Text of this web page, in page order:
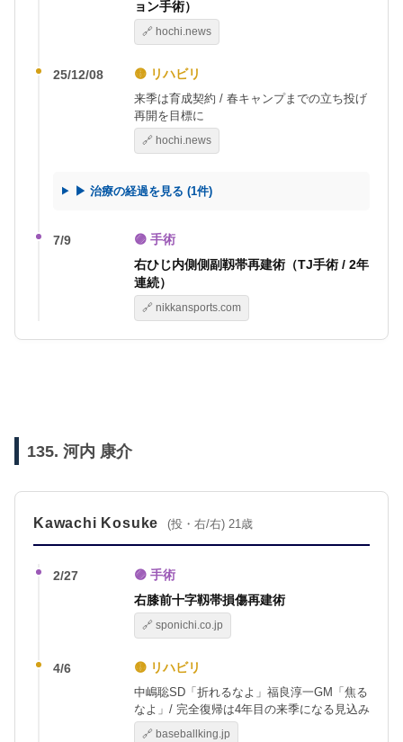
ョン手術）
🔗 hochi.news
25/12/08 🟡 リハビリ
来季は育成契約 / 春キャンプまでの立ち投げ
再開を目標に
🔗 hochi.news
▶ 治療の経過を見る (1件)
7/9
🟣 手術
右ひじ内側側副靱帯再建術（TJ手術 / 2年
連続）
🔗 nikkansports.com
135. 河内 康介
Kawachi Kosuke (投・右/右) 21歳
2/27
🟣 手術
右膝前十字靱帯損傷再建術
🔗 sponichi.co.jp
4/6 🟡 リハビリ
中嶋聡SD「折れるなよ」福良淳一GM「焦る
なよ」/ 完全復帰は4年目の来季になる見込み
🔗 baseballking.jp